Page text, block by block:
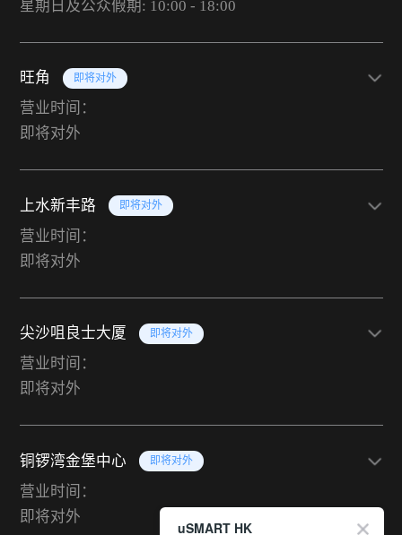
星期日及公众假期: 10:00 - 18:00
旺角 即将对外
营业时间：
即将对外
上水新丰路 即将对外
营业时间：
即将对外
尖沙咀良士大厦 即将对外
营业时间：
即将对外
铜锣湾金堡中心 即将对外
营业时间：
即将对外
uSMART HK